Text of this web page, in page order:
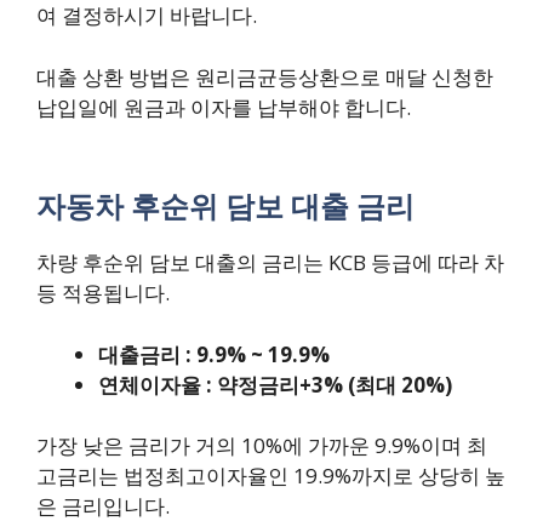
여 결정하시기 바랍니다.
대출 상환 방법은 원리금균등상환으로 매달 신청한
납입일에 원금과 이자를 납부해야 합니다.
자동차 후순위 담보 대출 금리
차량 후순위 담보 대출의 금리는 KCB 등급에 따라 차
등 적용됩니다.
대출금리 : 9.9% ~ 19.9%
연체이자율 : 약정금리+3% (최대 20%)
가장 낮은 금리가 거의 10%에 가까운 9.9%이며 최
고금리는 법정최고이자율인 19.9%까지로 상당히 높
은 금리입니다.